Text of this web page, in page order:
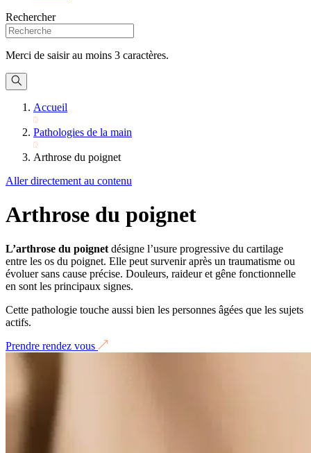
Rechercher
Merci de saisir au moins 3 caractères.
Accueil
Pathologies de la main
Arthrose du poignet
Aller directement au contenu
Arthrose du poignet
L’arthrose du poignet désigne l’usure progressive du cartilage
entre les os du poignet. Elle peut survenir après un traumatisme ou
évoluer sans cause précise. Douleurs, raideur et gêne fonctionnelle
en sont les principaux signes.
Cette pathologie touche aussi bien les personnes âgées que les sujets
actifs.
Prendre rendez vous